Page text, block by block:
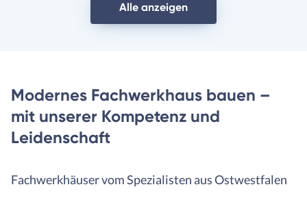
Alle anzeigen
Modernes Fachwerkhaus bauen –
mit unserer Kompetenz und
Leidenschaft
Fachwerkhäuser vom Spezialisten aus Ostwestfalen